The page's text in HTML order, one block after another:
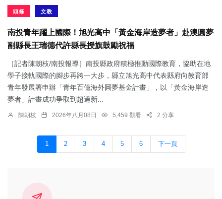
頭條 文教
南投青年躍上國際！旭光高中「黃金海岸造夢者」赴澳圓夢
副縣長王瑞德代許縣長授旗鼓勵祝福
［記者陳朝枝/南投報導］南投縣政府積極推動國際教育，協助在地
學子接軌國際的腳步再跨一大步，縣立旭光高中代表縣府向教育部
青年發展署申辦「青年百億海外圓夢基金計畫」，以「黃金海岸造
夢者」計畫成功爭取到超過新...
陳朝枝 2026年八月08日 5,459 觀看 2 分享
1 2 3 4 5 6 下一頁